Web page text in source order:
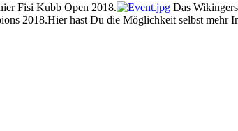
Fisi Kubb Open 2018.
Das
2018.Hier hast Du die Möglichkeit selbst mehr